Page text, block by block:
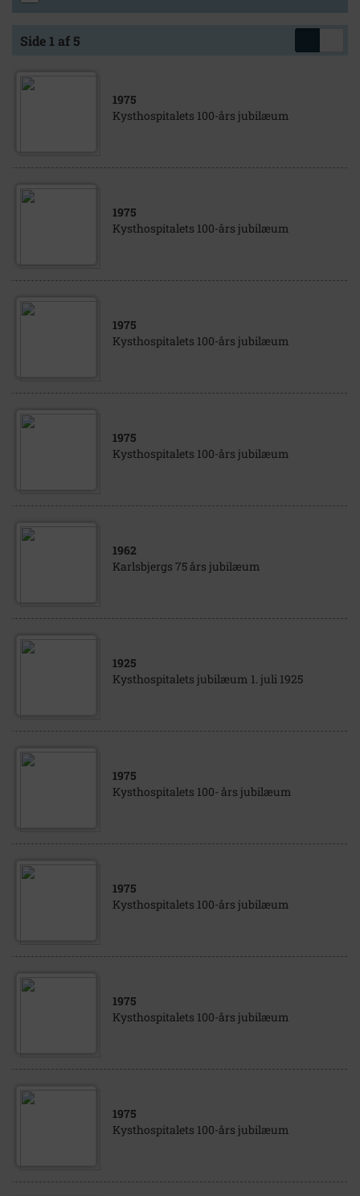
Side 1 af 5
1975
Kysthospitalets 100-års jubilæum
1975
Kysthospitalets 100-års jubilæum
1975
Kysthospitalets 100-års jubilæum
1975
Kysthospitalets 100-års jubilæum
1962
Karlsbjergs 75 års jubilæum
1925
Kysthospitalets jubilæum 1. juli 1925
1975
Kysthospitalets 100- års jubilæum
1975
Kysthospitalets 100-års jubilæum
1975
Kysthospitalets 100-års jubilæum
1975
Kysthospitalets 100-års jubilæum